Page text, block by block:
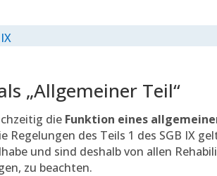
„Allgemeiner Teil“
die Funktion eines
Regelungen des Teils 1 des SGB IX
und sind deshalb von allen
zu beachten.